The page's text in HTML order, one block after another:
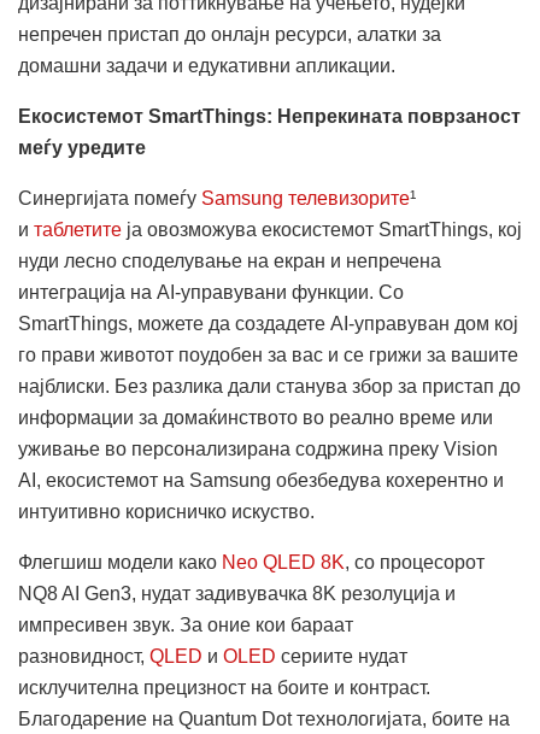
непречен пристап до онлајн ресурси, алатки за
домашни задачи и едукативни апликации.
Екосистемот SmartThings: Непрекината поврзаност
меѓу уредите
Синергијата помеѓу Samsung телевизорите¹
и таблетите ја овозможува екосистемот SmartThings, кој
нуди лесно споделување на екран и непречена
интеграција на AI-управувани функции. Со
SmartThings, можете да создадете AI-управуван дом кој
го прави животот поудобен за вас и се грижи за вашите
најблиски. Без разлика дали станува збор за пристап до
информации за домаќинството во реално време или
уживање во персонализирана содржина преку Vision
AI, екосистемот на Samsung обезбедува кохерентно и
интуитивно корисничко искуство.
Флегшиш модели како Neo QLED 8K, со процесорот
NQ8 AI Gen3, нудат задивувачка 8K резолуција и
импресивен звук. За оние кои бараат
разновидност, QLED и OLED сериите нудат
исклучителна прецизност на боите и контраст.
Благодарение на Quantum Dot технологијата, боите на